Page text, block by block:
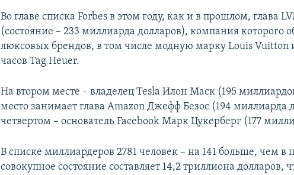
Во главе списка Forbes в этом году, как и в прошлом, глава
(состояние – 233 миллиарда долларов), компания которого
люксовых брендов, в том числе модную марку Louis Vuitton
часов Tag Heuer.
На втором месте – владелец Tesla Илон Маск (195
место занимает глава Amazon Джефф Безос (194 миллиарда
четвертом – основатель Facebook Марк Цукерберг (177
В списке миллиардеров 2781 человек – на 141 больше, чем в
совокупное состояние составляет 14,2 триллиона долларов,